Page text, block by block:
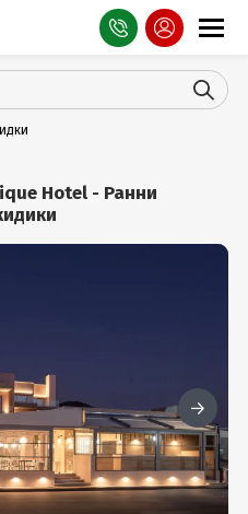
Hotel - Ранни